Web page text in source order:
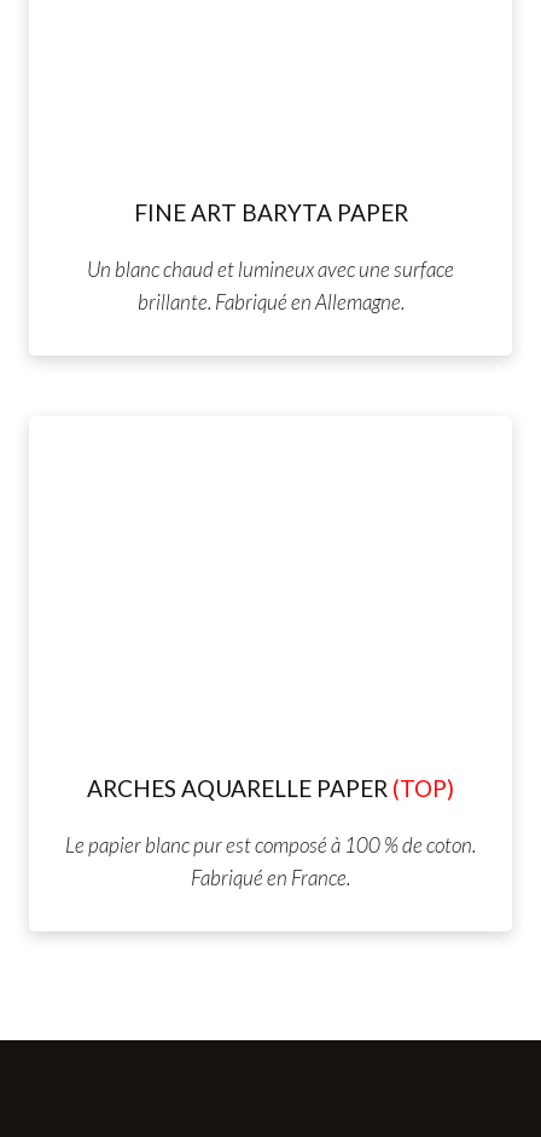
FINE ART BARYTA PAPER
Un blanc chaud et lumineux avec une surface
brillante. Fabriqué en Allemagne.
ARCHES AQUARELLE PAPER (TOP)
Le papier blanc pur est composé à 100 % de coton.
Fabriqué en France.